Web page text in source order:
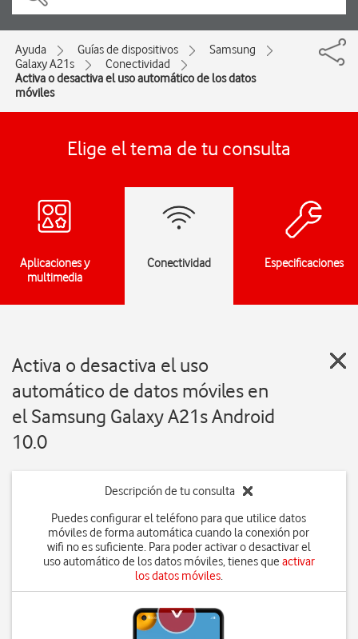
Ayuda Guías de dispositivos
Samsung
Galaxy A21s
Conectividad
Activa o desactiva el uso automático de los datos
móviles
Elige el tema de tu consulta
Aplicaciones y
multimedia
Conectividad Especificaciones
Activa o desactiva el uso
automático de datos móviles en
el Samsung Galaxy A21s Android
10.0
Descripción de tu consulta
Puedes configurar el teléfono para que utilice datos
móviles de forma automática cuando la conexión por
wifi no es suficiente. Para poder activar o desactivar el
uso automático de los datos móviles, tienes que activar
los datos móviles.